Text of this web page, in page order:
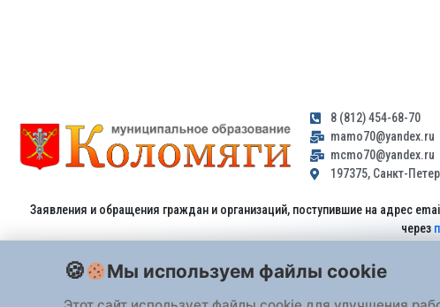
8 (812) 454-68-70
mamo70@yandex.ru
mcmo70@yandex.ru
197375, Санкт-
Заявления и обращения граждан и организаций, поступившие на адрес
через
Мы используем файлы cookie